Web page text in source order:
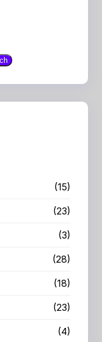
(15)
(23)
(3)
(28)
(18)
(23)
(4)